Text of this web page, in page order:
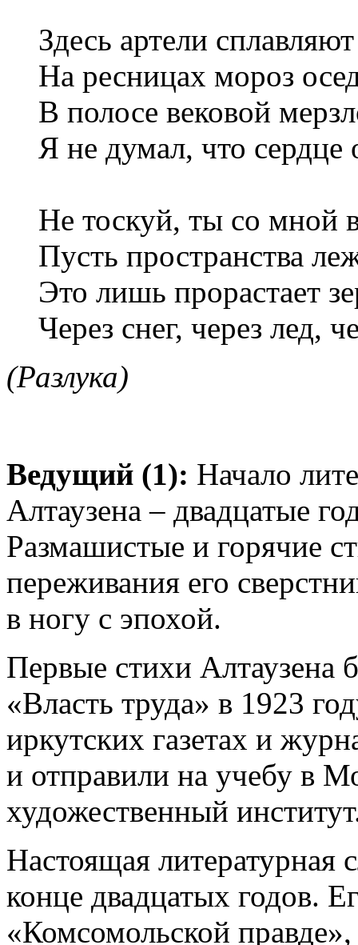
Здесь артели
На ресницах мороз
В полосе вековой
Я не думал, что сердце
Не тоскуй, ты со мной
Пусть пространства
Это лишь прорастает
Через снег, через лед,
(Разлука)
Ведущий (1): Начало
Алтаузена – двадцатые
Размашистые и горячие
переживания его
в ногу с эпохой.
Первые стихи Алтаузена
«Власть труда» в 1923
иркутских газетах и
и отправили на учебу в
художественный
Настоящая литературная
конце двадцатых годов.
«Комсомольской